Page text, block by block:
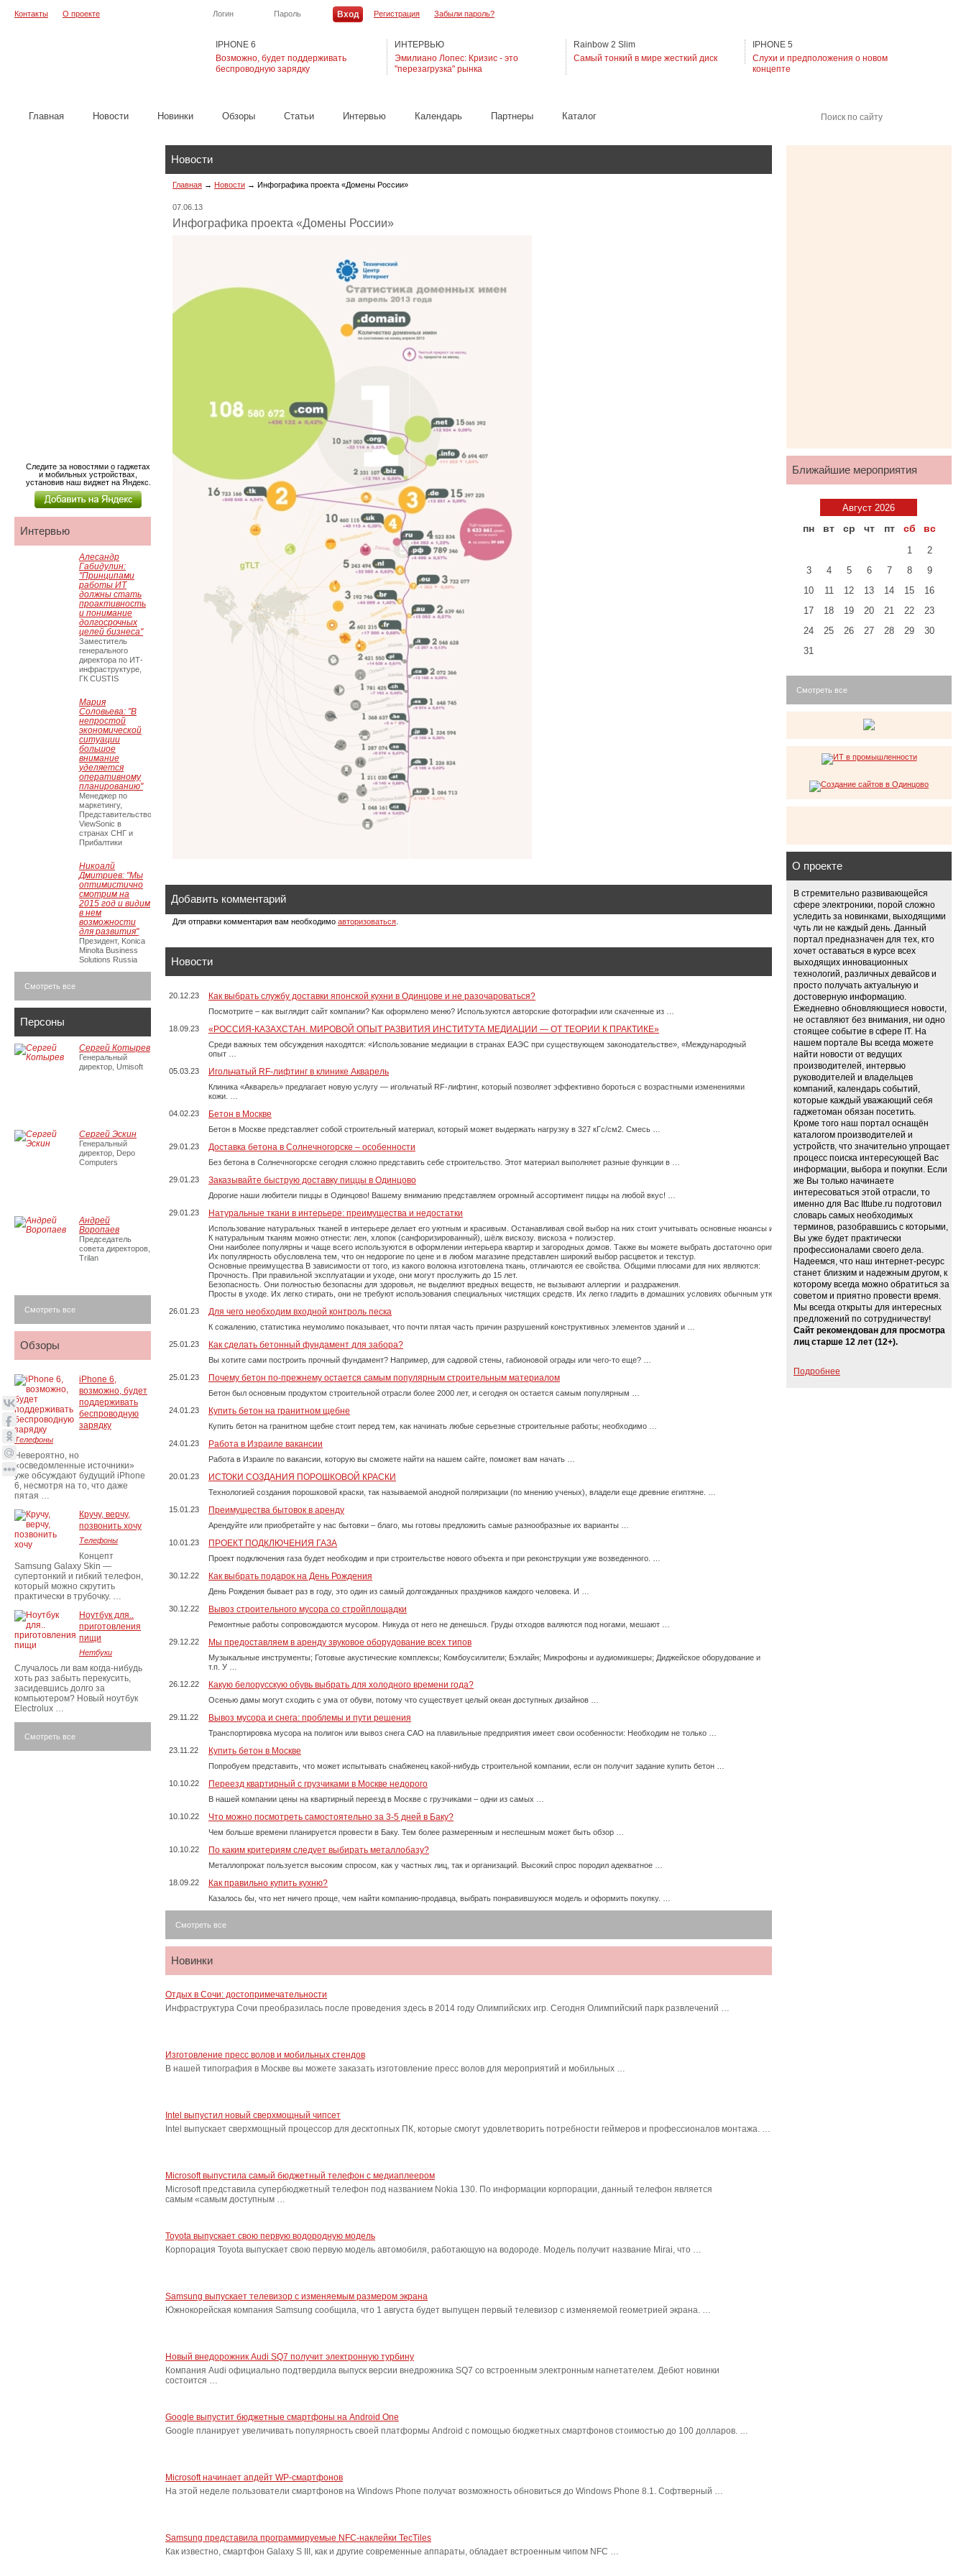
IPHONE 6
Возможно, будет поддерживать
беспроводную зарядку
ИНТЕРВЬЮ
Эмилиано Лопес: Кризис - это
"перезагрузка" рынка
Rainbow 2 Slim
Самый тонкий в мире жесткий диск
IPHONE 5
Слухи и предположения о новом
концепте
Поиск по сайту
Логин Пароль
Контакты О проекте
Главная Новости Новинки Обзоры Cтатьи Интервью Календарь Партнеры Каталог
Регистрация Забыли пароль?
Новости
Главная → Новости → Инфографика проекта «Домены России»
07.06.13
Инфографика проекта «Домены России»
Добавить комментарий
Для отправки комментария вам необходимо авторизоваться
Новости
20.12.23 Как выбрать службу доставки японской кухни в Одинцове и не разочароваться?
Посмотрите – как выглядит сайт компании? Как оформлено меню? Используются авторские фотографии или скаченные из …
18.09.23
«РОССИЯ-КАЗАХСТАН. МИРОВОЙ ОПЫТ РАЗВИТИЯ ИНСТИТУТА МЕДИАЦИИ — ОТ ТЕОРИИ К ПРАКТИКЕ»
Среди важных тем обсуждения находятся: «Использование медиации в странах ЕАЭС при существующем законодательстве», «Международный
опыт …
05.03.23
Игольчатый RF-лифтинг в клинике Акварель
Клиника «Акварель» предлагает новую услугу — игольчатый RF-лифтинг, который позволяет эффективно бороться с возрастными изменениями
кожи. …
04.02.23
Бетон в Москве
Бетон в Москве представляет собой строительный материал, который может выдержать нагрузку в 327 кГс/см2. Смесь …
29.01.23
Доставка бетона в Солнечногорске – особенности
Без бетона в Солнечногорске сегодня сложно представить себе строительство. Этот материал выполняет разные функции в …
29.01.23
Заказывайте быструю доставку пиццы в Одинцово
Дорогие наши любители пиццы в Одинцово! Вашему вниманию представляем огромный ассортимент пиццы на любой вкус! …
29.01.23
Натуральные ткани в интерьере: преимущества и недостатки
Использование натуральных тканей в интерьере делает его уютным и красивым. Останавливая свой выбор на них стоит учитывать основные нюансы их использования, иначе по истечению времени
К натуральным тканям можно отнести: лен, хлопок (санфоризированный), шёлк вискозу. вискоза + полиэстер.
Они наиболее популярны и чаще всего используются в оформлении интерьера квартир и загородных домов. Также вы можете выбрать достаточно оригинальные ткани, изготовленные из крапивы,
Их популярность обусловлена тем, что он недорогие по цене и в любом магазине представлен широкий выбор расцветок и текстур.
Основные преимущества В зависимости от того, из какого волокна изготовлена ткань, отличаются ее свойства. Общими плюсами для них являются:
Прочность. При правильной эксплуатации и уходе, они могут прослужить до 15 лет.
Безопасность. Они полностью безопасны для здоровья, не выделяют вредных веществ, не вызывают аллергии и раздражения.
Просты в уходе. Их легко стирать, они не требуют использования специальных чистящих средств. Их легко гладить в домашних условиях обычным утюгом. …
26.01.23
Для чего необходим входной контроль песка
К сожалению, статистика неумолимо показывает, что почти пятая часть причин разрушений конструктивных элементов зданий и …
25.01.23
Как сделать бетонный фундамент для забора?
Вы хотите сами построить прочный фундамент? Например, для садовой стены, габионовой ограды или чего-то еще? …
25.01.23
Почему бетон по-прежнему остается самым популярным строительным материалом
Бетон был основным продуктом строительной отрасли более 2000 лет, и сегодня он остается самым популярным …
24.01.23
Купить бетон на гранитном щебне
Купить бетон на гранитном щебне стоит перед тем, как начинать любые серьезные строительные работы; необходимо …
24.01.23
Работа в Израиле вакансии
Работа в Израиле по вакансии, которую вы сможете найти на нашем сайте, поможет вам начать …
20.01.23
ИСТОКИ СОЗДАНИЯ ПОРОШКОВОЙ КРАСКИ
Технологией создания порошковой краски, так называемой анодной поляризации (по мнению ученых), владели еще древние египтяне. …
15.01.23
Преимущества бытовок в аренду
Арендуйте или приобретайте у нас бытовки – благо, мы готовы предложить самые разнообразные их варианты …
10.01.23
ПРОЕКТ ПОДКЛЮЧЕНИЯ ГАЗА
Проект подключения газа будет необходим и при строительстве нового объекта и при реконструкции уже возведенного. …
30.12.22
Как выбрать подарок на День Рождения
День Рождения бывает раз в году, это один из самый долгожданных праздников каждого человека. И …
30.12.22
Вывоз строительного мусора со стройплощадки
Ремонтные работы сопровождаются мусором. Никуда от него не денешься. Груды отходов валяются под ногами, мешают …
29.12.22
Мы предоставляем в аренду звуковое оборудование всех типов
Музыкальные инструменты; Готовые акустические комплексы; Комбоусилители; Бэклайн; Микрофоны и аудиомикшеры; Диджейское оборудование и
т.п. У …
26.12.22
Какую белорусскую обувь выбрать для холодного времени года?
Осенью дамы могут сходить с ума от обуви, потому что существует целый океан доступных дизайнов …
29.11.22
Вывоз мусора и снега: проблемы и пути решения
Транспортировка мусора на полигон или вывоз снега САО на плавильные предприятия имеет свои особенности: Необходим не только …
23.11.22
Купить бетон в Москве
Попробуем представить, что может испытывать снабженец какой-нибудь строительной компании, если он получит задание купить бетон …
10.10.22
Переезд квартирный с грузчиками в Москве недорого
В нашей компании цены на квартирный переезд в Москве с грузчиками – одни из самых …
10.10.22
Что можно посмотреть самостоятельно за 3-5 дней в Баку?
Чем больше времени планируется провести в Баку. Тем более размеренным и неспешным может быть обзор …
10.10.22
По каким критериям следует выбирать металлобазу?
Металлопрокат пользуется высоким спросом, как у частных лиц, так и организаций. Высокий спрос породил адекватное …
18.09.22
Как правильно купить кухню?
Казалось бы, что нет ничего проще, чем найти компанию-продавца, выбрать понравившуюся модель и оформить покупку. …
Смотреть все
Новинки
Отдых в Сочи: достопримечательности
Инфраструктура Сочи преобразилась после проведения здесь в 2014 году Олимпийских игр. Сегодня Олимпийский парк развлечений …
Изготовление пресс волов и мобильных стендов
В нашей типография в Москве вы можете заказать изготовление пресс волов для мероприятий и мобильных …
Intel выпустил новый сверхмощный чипсет
Intel выпускает сверхмощный процессор для десктопных ПК, которые смогут удовлетворить потребности геймеров и профессионалов монтажа. …
Microsoft выпустила самый бюджетный телефон с медиаплеером
Microsoft представила супербюджетный телефон под названием Nokia 130. По информации корпорации, данный телефон является
самым «самым доступным …
Toyota выпускает свою первую водородную модель
Корпорация Toyota выпускает свою первую модель автомобиля, работающую на водороде. Модель получит название Mirai, что …
Samsung выпускает телевизор с изменяемым размером экрана
Южнокорейская компания Samsung сообщила, что 1 августа будет выпущен первый телевизор с изменяемой геометрией экрана. …
Новый внедорожник Audi SQ7 получит электронную турбину
Компания Audi официально подтвердила выпуск версии внедрожника SQ7 со встроенным электронным нагнетателем. Дебют новинки
состоится …
Google выпустит бюджетные смартфоны на Android One
Google планирует увеличивать популярность своей платформы Android с помощью бюджетных смартфонов стоимостью до 100 долларов. …
Microsoft начинает апдейт WP-смартфонов
На этой неделе пользователи смартфонов на Windows Phone получат возможность обновиться до Windows Phone 8.1. Софтверный …
Samsung представила программируемые NFC-наклейки TecTiles
Как известно, смартфон Galaxy S III, как и другие современные аппараты, обладает встроенным чипом NFC …
Следите за новостями о гаджетах
и мобильных устройствах,
установив наш виджет на Яндекс.
Интервью
Алесандр
Габидулин:
"Принципами
работы ИТ
должны стать
проактивность
и понимание
долгосрочных
целей бизнеса"
Заместитель
генерального
директора по ИТ-
инфраструктуре,
ГК CUSTIS
Мария
Соловьева: "В
непростой
экономической
ситуации
большое
внимание
уделяется
оперативному
планированию"
Менеджер по
маркетингу,
Представительство
ViewSonic в
странах СНГ и
Прибалтики
Никоалй
Дмитриев: "Мы
оптимистично
смотрим на
2015 год и видим
в нем
возможности
для развития"
Президент, Konica
Minolta Business
Solutions Russia
Смотреть все
Персоны
Сергей Котырев
Генеральный
директор, Umisoft
Сергей Эскин
Генеральный
директор, Depo
Computers
Андрей
Воропаев
Председатель
совета директоров,
Trilan
Смотреть все
Обзоры
iPhone 6,
возможно, будет
поддерживать
беспроводную
зарядку
Телефоны
Невероятно, но
«осведомленные источники»
уже обсуждают будущий iPhone
6, несмотря на то, что даже
пятая …
Кручу, верчу,
позвонить хочу
Телефоны
Концепт
Samsung Galaxy Skin —
супертонкий и гибкий телефон,
который можно скрутить
практически в трубочку. …
Ноутбук для..
приготовления
пищи
Нетбуки
Случалось ли вам когда-нибудь
хоть раз забыть перекусить,
засидевшись долго за
компьютером? Новый ноутбук
Electrolux …
Смотреть все
Ближайшие мероприятия
Август 2026
пн вт ср чт пт сб вс
1
2
3
4 5 6 7 8
9
10
11 12 13 14 15
16
17
18 19 20 21 22
23
24
25 26 27 28 29
30
31
Смотреть все
О проекте
В стремительно развивающейся
сфере электроники, порой сложно
уследить за новинками, выходящими
чуть ли не каждый день. Данный
портал предназначен для тех, кто
хочет оставаться в курсе всех
выходящих инновационных
технологий, различных девайсов и
просто получать актуальную и
достоверную информацию.
Ежедневно обновляющиеся новости,
не оставляют без внимания, ни одно
стоящее событие в сфере IT. На
нашем портале Вы всегда можете
найти новости от ведущих
производителей, интервью
руководителей и владельцев
компаний, календарь событий,
которые каждый уважающий себя
гаджетоман обязан посетить.
Кроме того наш портал оснащён
каталогом производителей и
устройств, что значительно упрощает
процесс поиска интересующей Вас
информации, выбора и покупки. Если
же Вы только начинаете
интересоваться этой отрасли, то
именно для Вас Ittube.ru подготовил
словарь самых необходимых
терминов, разобравшись с которыми,
Вы уже будет практически
профессионалами своего дела.
Надеемся, что наш интернет-ресурс
станет близким и надежным другом, к
которому всегда можно обратиться за
советом и приятно провести время.
Мы всегда открыты для интересных
предложений по сотрудничеству!
Сайт рекомендован для просмотра
лиц старше 12 лет (12+).
Подробнее